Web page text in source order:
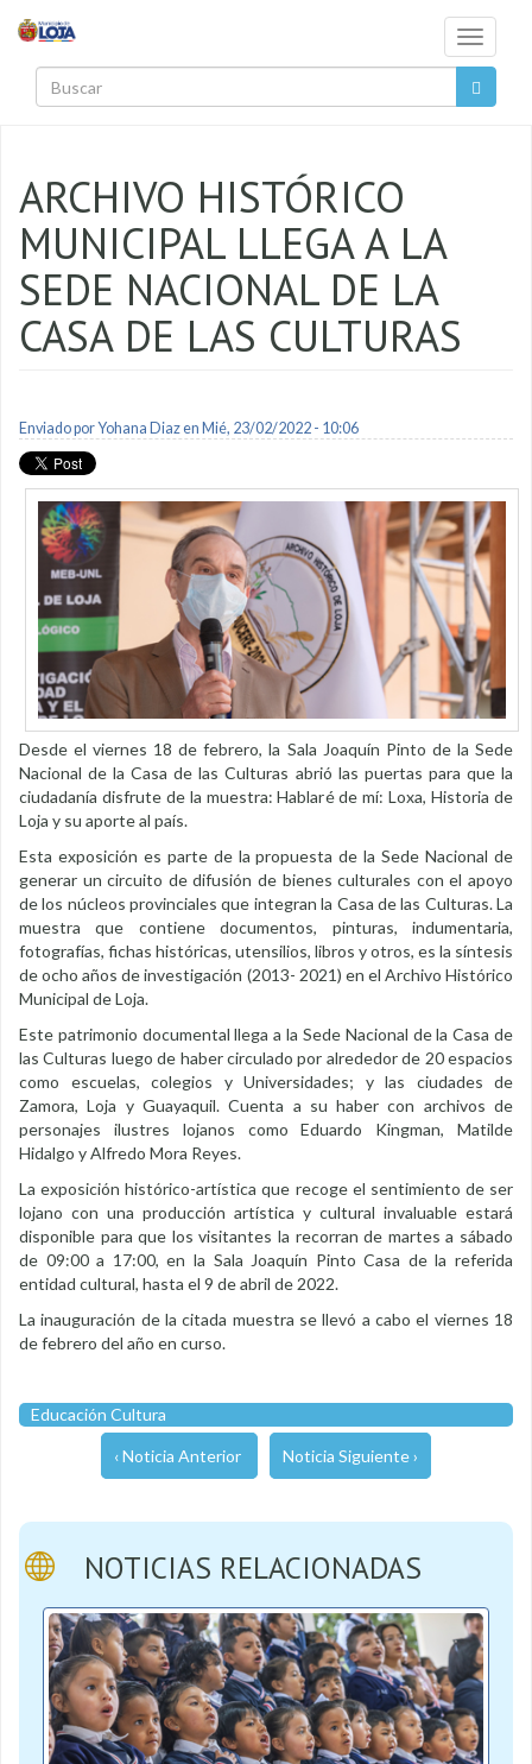
Toggle
ARCHIVO HISTÓRICO
MUNICIPAL LLEGA A LA
SEDE NACIONAL DE LA
CASA DE LAS CULTURAS
Enviado porYohana Diazen Mié, 23/02/2022 - 10:06
Desde el viernes 18 de febrero, la Sala Joaquín Pinto de la Sede
Nacional de la Casa de las Culturas abrió las puertas para que la
ciudadanía disfrute de la muestra: Hablaré de mí: Loxa, Historia de
Loja y su aporte al país.
Esta exposición es parte de la propuesta de la Sede Nacional de
generar un circuito de difusión de bienes culturales con el apoyo
de los núcleos provinciales que integran la Casa de las Culturas. La
muestra que contiene documentos, pinturas, indumentaria,
fotografías, fichas históricas, utensilios, libros y otros, es la síntesis
de ocho años de investigación (2013- 2021) en el Archivo Histórico
Municipal de Loja.
Este patrimonio documental llega a la Sede Nacional de la Casa de
las Culturas luego de haber circulado por alrededor de 20 espacios
como escuelas, colegios y Universidades; y las ciudades de
Zamora, Loja y Guayaquil. Cuenta a su haber con archivos de
personajes ilustres lojanos como Eduardo Kingman, Matilde
Hidalgo y Alfredo Mora Reyes.
La exposición histórico-artística que recoge el sentimiento de ser
lojano con una producción artística y cultural invaluable estará
disponible para que los visitantes la recorran de martes a sábado
de 09:00 a 17:00, en la Sala Joaquín Pinto Casa de la referida
entidad cultural, hasta el 9 de abril de 2022.
La inauguración de la citada muestra se llevó a cabo el viernes 18
de febrero del año en curso.
Educación Cultura
‹ Noticia Anterior Noticia Siguiente ›
NOTICIAS RELACIONADAS